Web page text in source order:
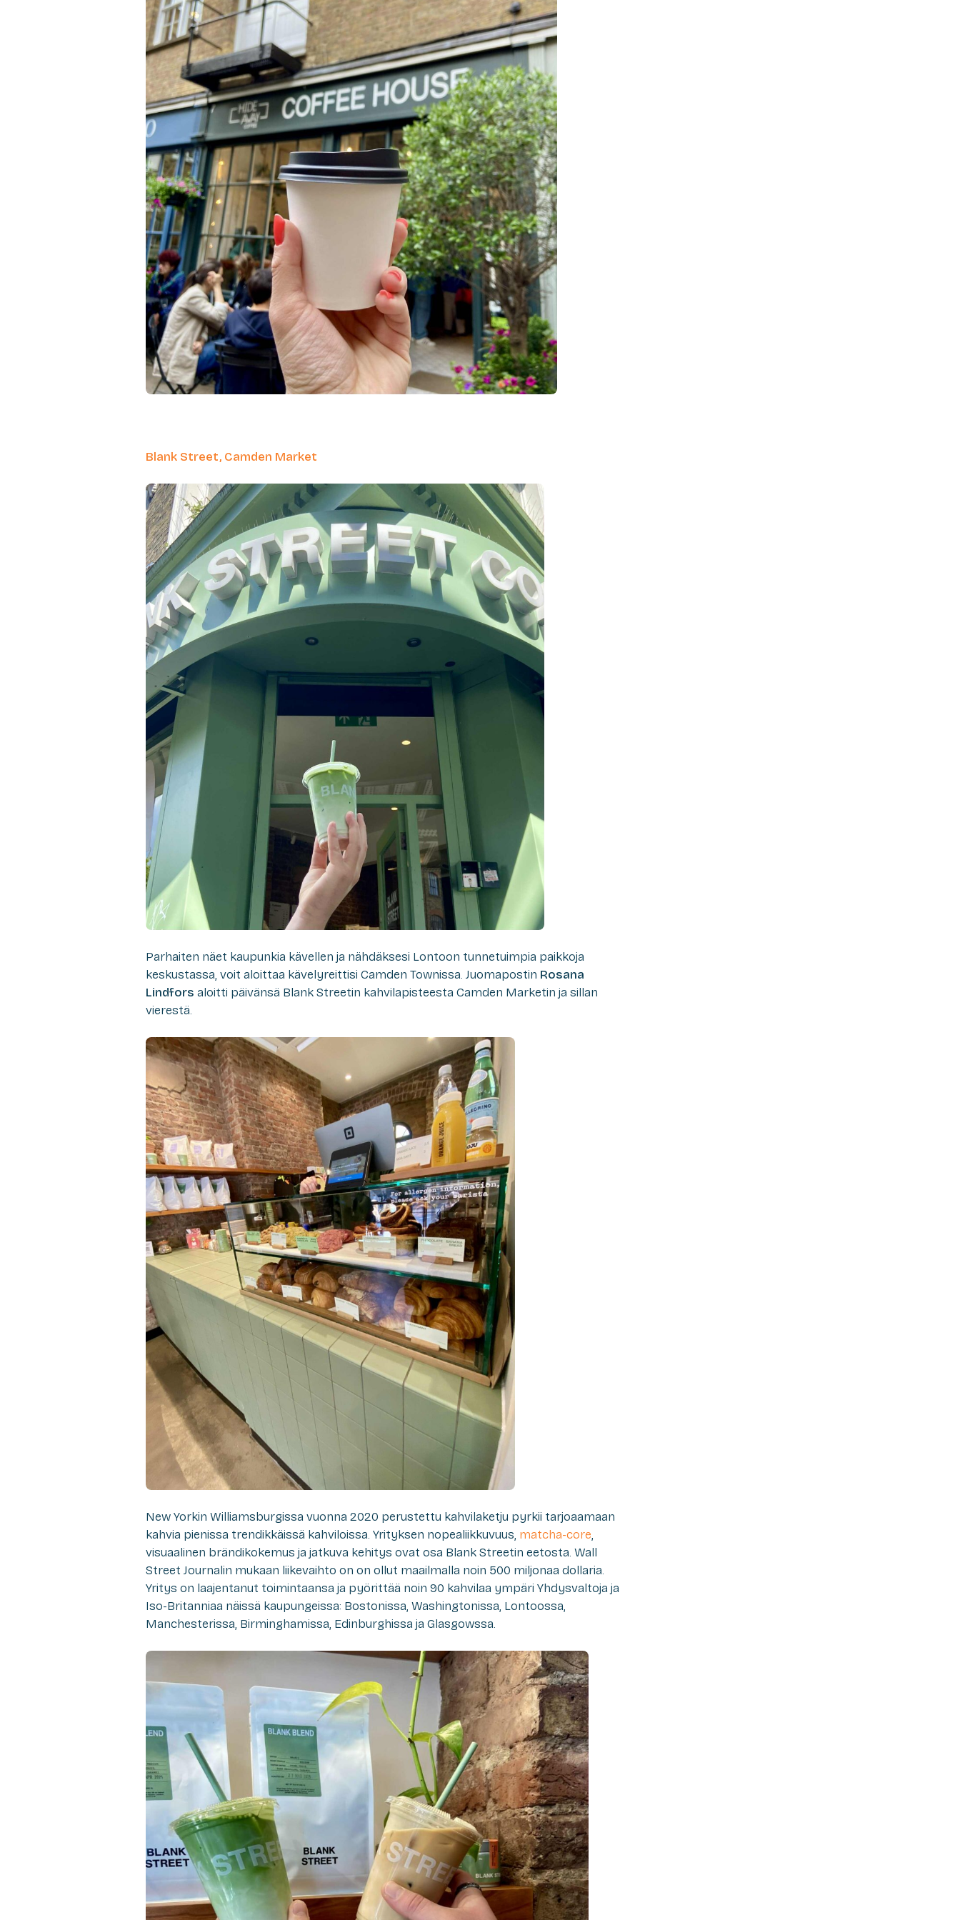
Blank Street, Camden Market
Parhaiten näet kaupunkia kävellen ja nähdäksesi Lontoon tunnetuimpia paikkoja
keskustassa, voit aloittaa kävelyreittisi Camden Townissa. Juomapostin Rosana
Lindfors aloitti päivänsä Blank Streetin kahvilapisteesta Camden Marketin ja sillan
vierestä.
New Yorkin Williamsburgissa vuonna 2020 perustettu kahvilaketju pyrkii tarjoaamaan
kahvia pienissa trendikkäissä kahviloissa. Yrityksen nopealiikkuvuus, matcha-core,
visuaalinen brändikokemus ja jatkuva kehitys ovat osa Blank Streetin eetosta. Wall
Street Journalin mukaan liikevaihto on on ollut maailmalla noin 500 miljonaa dollaria.
Yritys on laajentanut toimintaansa ja pyörittää noin 90 kahvilaa ympäri Yhdysvaltoja ja
Iso-Britanniaa näissä kaupungeissa: Bostonissa, Washingtonissa, Lontoossa,
Manchesterissa, Birminghamissa, Edinburghissa ja Glasgowssa.